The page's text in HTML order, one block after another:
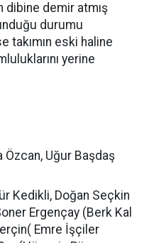
dibine demir atmış
durumu
takımın eski haline
yerine
Özcan, Uğur Başdaş
Kedikli, Doğan Seçkin
Ergençay (Berk Kal
Emre İşçiler